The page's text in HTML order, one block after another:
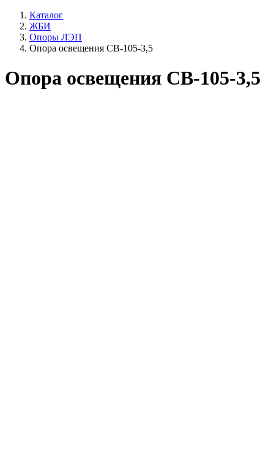
Каталог
ЖБИ
Опоры ЛЭП
Опора освещения СВ-105-3,5
Опора освещения СВ-105-3,5